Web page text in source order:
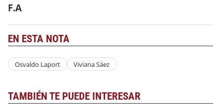
F.A
EN ESTA NOTA
Osvaldo Laport Viviana Sáez
TAMBIÉN TE PUEDE INTERESAR